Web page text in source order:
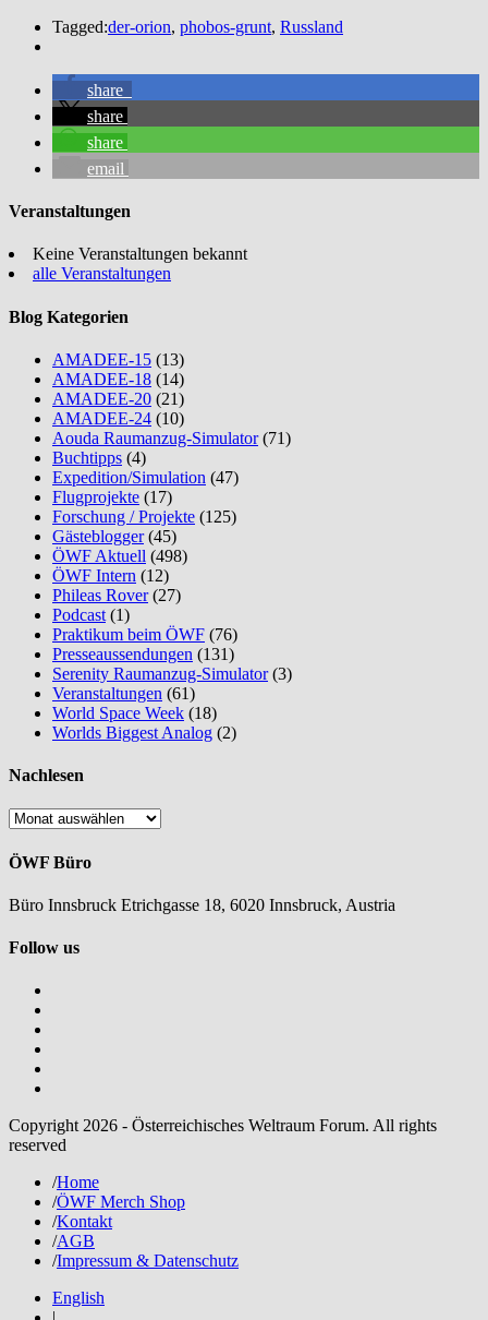
Tagged:der-orion, phobos-grunt, Russland
share
share
share
email
Veranstaltungen
Keine Veranstaltungen bekannt
alle Veranstaltungen
Blog Kategorien
AMADEE-15 (13)
AMADEE-18 (14)
AMADEE-20 (21)
AMADEE-24 (10)
Aouda Raumanzug-Simulator(71)
Buchtipps (4)
Expedition/Simulation (47)
Flugprojekte (17)
Forschung / Projekte (125)
Gästeblogger(45)
ÖWF Aktuell (498)
ÖWF Intern (12)
Phileas Rover(27)
Podcast (1)
Praktikum beim ÖWF (76)
Presseaussendungen (131)
Serenity Raumanzug-Simulator(3)
Veranstaltungen (61)
World Space Week (18)
Worlds Biggest Analog (2)
Nachlesen
Nachlesen
ÖWF Büro
Büro Innsbruck Etrichgasse 18, 6020 Innsbruck, Austria
Follow us
Copyright 2026 - Österreichisches Weltraum Forum. All rights
reserved
/Home
/ÖWF Merch Shop
/Kontakt
/AGB
/Impressum & Datenschutz
English